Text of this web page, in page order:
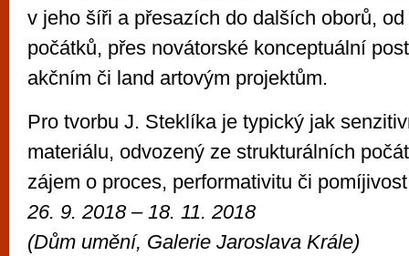
v jeho šíři a přesazích do dalších oborů,
počátků, přes novátorské konceptuální
akčním či land artovým projektům.
Pro tvorbu J. Steklíka je typický jak
materiálu, odvozený ze strukturálních
zájem o proces, performativitu či
26. 9. 2018 – 18. 11. 2018
(Dům umění, Galerie Jaroslava Krále)